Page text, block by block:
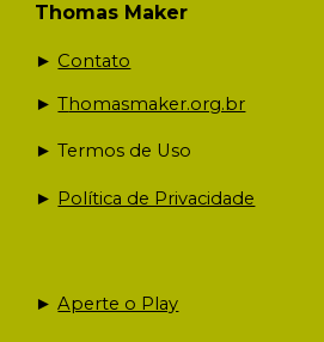
Thomas Maker
► Contato
►Thomasmaker.org.br
► Termos de Uso
► Política de Privacidade
►Aperte o Play